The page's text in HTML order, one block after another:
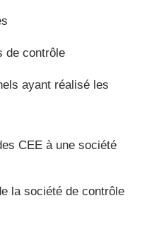
de contrôle
ayant réalisé les
CEE à une société
la société de contrôle